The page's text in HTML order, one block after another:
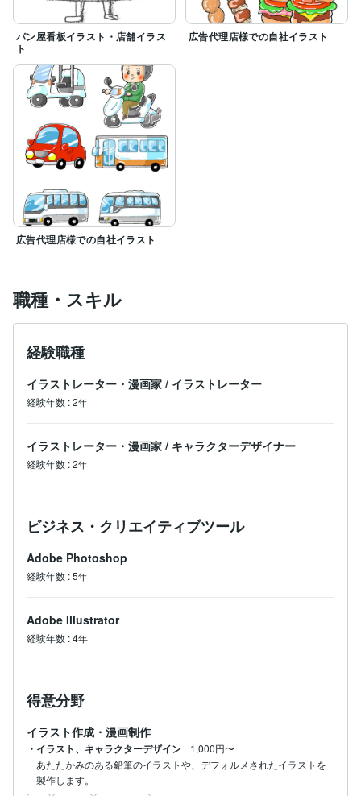
パン屋看板イラスト・店舗イラス
ト
広告代理店様での自社イラスト
広告代理店様での自社イラスト
職種・スキル
経験職種
イラストレーター・漫画家 / イラストレーター
経験年数 :2年
イラストレーター・漫画家 / キャラクターデザイナー
経験年数 :2年
ビジネス・クリエイティブツール
Adobe Photoshop
経験年数 :5年
Adobe Illustrator
経験年数 :4年
得意分野
イラスト作成・漫画制作
・イラスト、キャラクターデザイン
1,000円〜
あたたかみのある鉛筆のイラストや、デフォルメされたイラストを
製作します。